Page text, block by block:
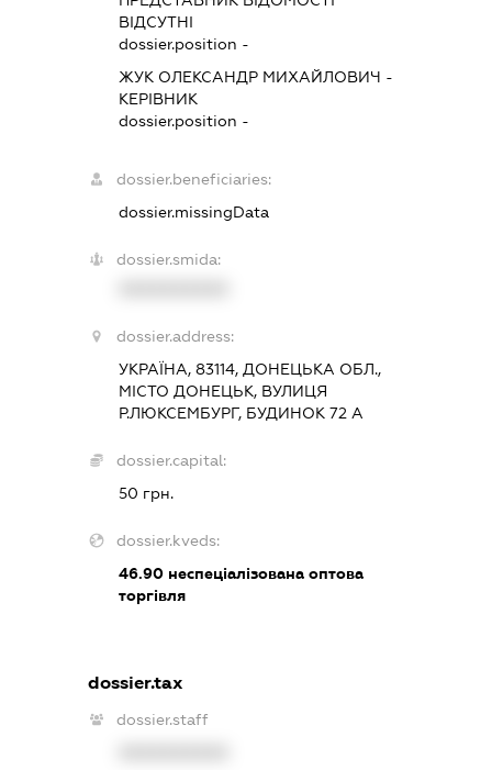
ВІДСУТНІ
dossier.position -
ЖУК ОЛЕКСАНДР МИХАЙЛОВИЧ -
КЕРІВНИК
dossier.position -
dossier.beneficiaries:
dossier.missingData
dossier.smida:
dossier.address:
УКРАЇНА, 83114, ДОНЕЦЬКА ОБЛ.,
МІСТО ДОНЕЦЬК, ВУЛИЦЯ
Р.ЛЮКСЕМБУРГ, БУДИНОК 72 А
dossier.capital:
50 грн.
dossier.kveds:
46.90 неспеціалізована оптова
торгівля
dossier.tax
dossier.staff